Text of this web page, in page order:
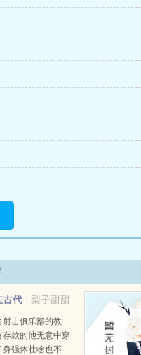
梨子甜甜
古代
费在线阅读
射击俱乐部的教
款的他无意中穿
身强体壮啥也不